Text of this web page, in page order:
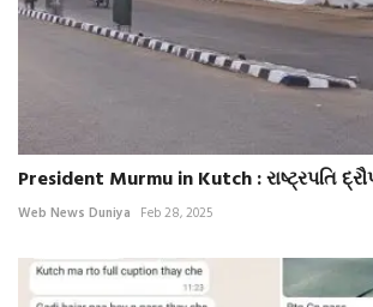
President Murmu in Kutch : રાષ્ટ્રપતિ
Web News Duniya Feb 28, 2025